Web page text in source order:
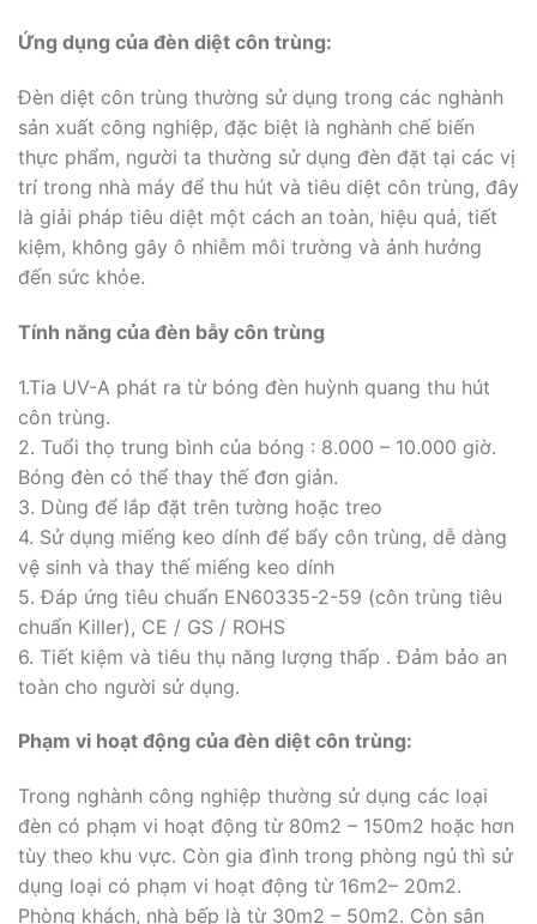
Ứng dụng của đèn diệt côn trùng:
Đèn diệt côn trùng thường sử dụng trong các nghành
sản xuất công nghiệp, đặc biệt là nghành chế biến
thực phẩm, người ta thường sử dụng đèn đặt tại các vị
trí trong nhà máy để thu hút và tiêu diệt côn trùng, đây
là giải pháp tiêu diệt một cách an toàn, hiệu quả, tiết
kiệm, không gây ô nhiễm môi trường và ảnh hưởng
đến sức khỏe.
Tính năng của đèn bẫy côn trùng
1.Tia UV-A phát ra từ bóng đèn huỳnh quang thu hút
côn trùng.
2. Tuổi thọ trung bình của bóng : 8.000 – 10.000 giờ.
Bóng đèn có thể thay thế đơn giản.
3. Dùng để lắp đặt trên tường hoặc treo
4. Sử dụng miếng keo dính để bẩy côn trùng, dễ dàng
vệ sinh và thay thế miếng keo dính
5. Đáp ứng tiêu chuẩn EN60335-2-59 (côn trùng tiêu
chuẩn Killer), CE / GS / ROHS
6. Tiết kiệm và tiêu thụ năng lượng thấp . Đảm bảo an
toàn cho người sử dụng.
Phạm vi hoạt động của đèn diệt côn trùng:
Trong nghành công nghiệp thường sử dụng các loại
đèn có phạm vi hoạt động từ 80m2 – 150m2 hoặc hơn
tùy theo khu vực. Còn gia đình trong phòng ngủ thì sử
dụng loại có phạm vi hoạt động từ 16m2– 20m2.
Phòng khách, nhà bếp là từ 30m2 – 50m2. Còn sân